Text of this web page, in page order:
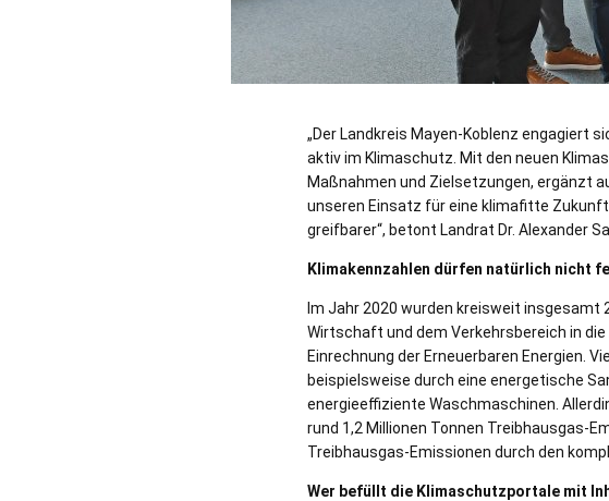
„Der Landkreis Mayen-Koblenz engagiert
aktiv im Klimaschutz. Mit den neuen
Maßnahmen und Zielsetzungen, ergänzt
unseren Einsatz für eine klimafitte
greifbarer“, betont Landrat Dr. Alexander
Klimakennzahlen dürfen natürlich nicht
Im Jahr 2020 wurden kreisweit insgesamt
Wirtschaft und dem Verkehrsbereich in
Einrechnung der Erneuerbaren Energien.
beispielsweise durch eine energetische
energieeffiziente Waschmaschinen.
rund 1,2 Millionen Tonnen Treibhausgas-
Treibhausgas-Emissionen durch den
Wer befüllt die Klimaschutzportale mit